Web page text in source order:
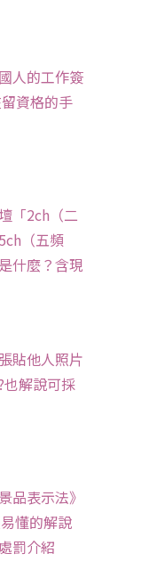
人的工作簽
資格的手
「2ch（二
（五頻
什麼？含現
貼他人照片
也解說可採
品表示法》
懂的解說
罰介紹